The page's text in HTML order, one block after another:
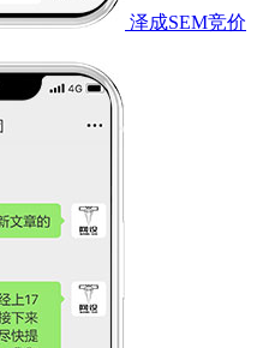
泽成SEM竞价